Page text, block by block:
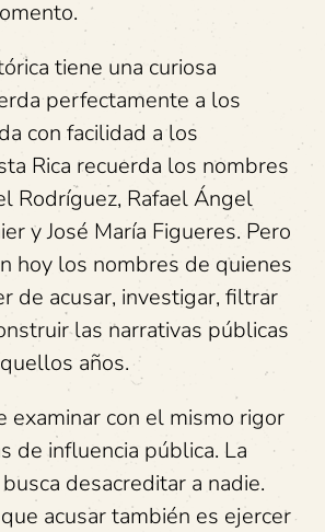
tiene una curiosa
perfectamente a los
con facilidad a los
Rica recuerda los nombres
Rodríguez, Rafael Ángel
y José María Figueres. Pero
hoy los nombres de quienes
de acusar, investigar, filtrar
las narrativas públicas
años.
examinar con el mismo rigor
de influencia pública. La
desacreditar a nadie.
acusar también es ejercer